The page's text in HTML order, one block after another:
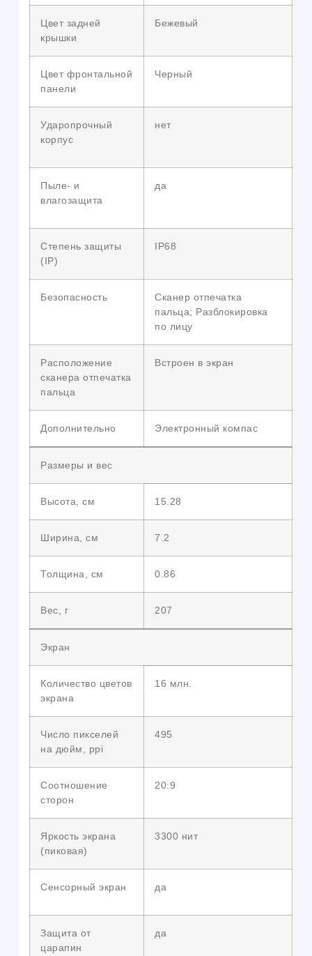
Цвет задней
крышки
Бежевый
Цвет фронтальной
панели
Черный
Ударопрочный
корпус
нет
Пыле- и
влагозащита
да
Степень защиты
(IP)
IP68
Безопасность
Сканер отпечатка
пальца; Разблокировка
по лицу
Расположение
сканера отпечатка
пальца
Встроен в экран
Дополнительно Электронный компас
Размеры и вес
Высота, см 15.28
Ширина, см 7.2
Толщина, см 0.86
Вес, г 207
Экран
Количество цветов
экрана
16 млн.
Число пикселей
на дюйм, ppi
495
Соотношение
сторон
20:9
Яркость экрана
(пиковая)
3300 нит
Сенсорный экран да
Защита от
царапин
да